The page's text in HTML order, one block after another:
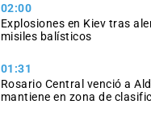
02:00
Explosiones en Kiev tras
misiles balísticos
01:31
Rosario Central venció a
mantiene en zona de